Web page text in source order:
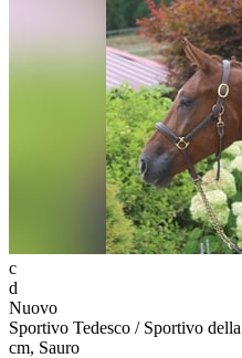
c
d
Nuovo
Sportivo Tedesco / Sportivo
cm, Sauro